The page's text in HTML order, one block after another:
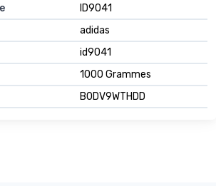
ID9041
adidas
id9041
1000 Grammes
B0DV9WTHDD